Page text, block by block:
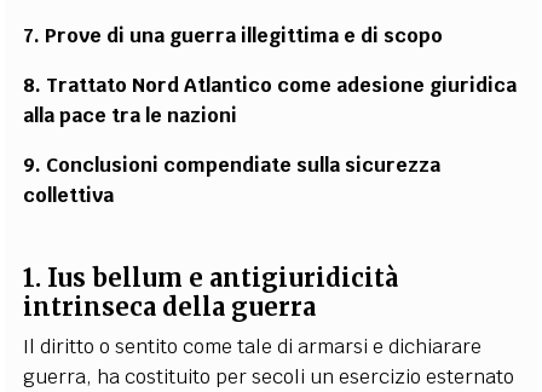
7. Prove di una guerra illegittima e di scopo
8. Trattato Nord Atlantico come adesione giuridica
alla pace tra le nazioni
9. Conclusioni compendiate sulla sicurezza
collettiva
1. Ius bellum e antigiuridicità
intrinseca della guerra
Il diritto o sentito come tale di armarsi e dichiarare
guerra, ha costituito per secoli un esercizio esternato